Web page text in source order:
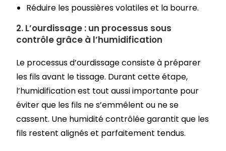
Réduire les poussières volatiles et la bourre.
2. L’ourdissage : un processus sous
contrôle grâce à l’humidification
Le processus d’ourdissage consiste à préparer
les fils avant le tissage. Durant cette étape,
l’humidification est tout aussi importante pour
éviter que les fils ne s’emmêlent ou ne se
cassent. Une humidité contrôlée garantit que les
fils restent alignés et parfaitement tendus.